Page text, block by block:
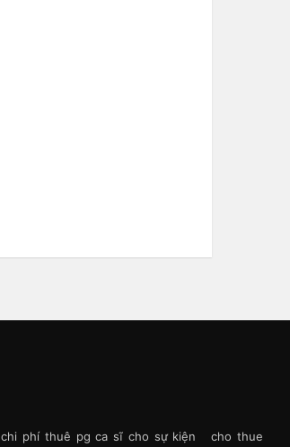
chi phí thuê pg ca sĩ cho sự kiện cho thue